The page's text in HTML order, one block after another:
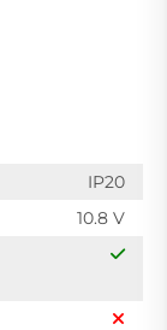
IP20
10.8 V